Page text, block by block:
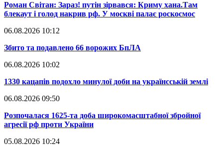
​Роман Світан: Зараз! путін зірвався: Криму хана.Там
блекаут і голод накрив рф. У москві палає роскосмос
06.08.2026 10:12
​Збито та подавлено 66 ворожих БпЛА
06.08.2026 10:02
​1330 кацапів подохло минулої доби на українсській землі
06.08.2026 09:50
​Розпочалася 1625-та доба широкомасштабної збройної
агресії рф проти України
05.08.2026 10:24